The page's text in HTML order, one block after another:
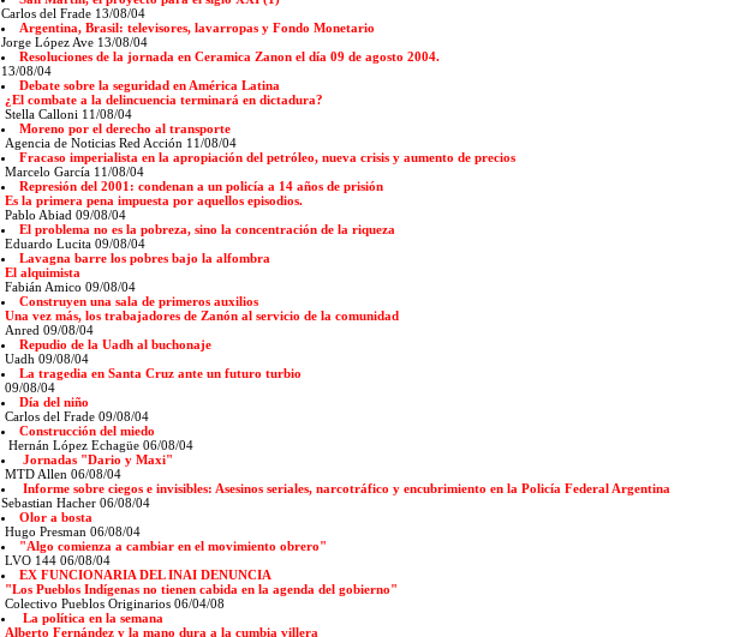
Carlos del Frade 13/08/04
Argentina, Brasil: televisores, lavarropas y Fondo Monetario
Jorge López Ave 13/08/04
Resoluciones de la jornada en Ceramica Zanon el día 09 de agosto 2004.
13/08/04
Debate sobre la seguridad en América Latina
¿El combate a la delincuencia terminará en dictadura?
Stella Calloni 11/08/04
Moreno por el derecho al transporte
Agencia de Noticias Red Acción 11/08/04
Fracaso imperialista en la apropiación del petróleo, nueva crisis y aumento de precios
Marcelo García 11/08/04
Represión del 2001: condenan a un policía a 14 años de prisión
Es la primera pena impuesta por aquellos episodios.
Pablo Abiad 09/08/04
El problema no es la pobreza, sino la concentración de la riqueza
Eduardo Lucita 09/08/04
Lavagna barre los pobres bajo la alfombra
El alquimista
Fabián Amico 09/08/04
Construyen una sala de primeros auxilios
Una vez más, los trabajadores de Zanón al servicio de la comunidad
Anred 09/08/04
Repudio de la Uadh al buchonaje
Uadh 09/08/04
La tragedia en Santa Cruz ante un futuro turbio
09/08/04
Día del niño
Carlos del Frade 09/08/04
Construcción del miedo
Hernán López Echagüe 06/08/04
Jornadas "Dario y Maxi"
MTD Allen 06/08/04
Informe sobre ciegos e invisibles: Asesinos seriales, narcotráfico y encubrimiento en la Policía Federal Argentina
Sebastian Hacher 06/08/04
Olor a bosta
Hugo Presman 06/08/04
"Algo comienza a cambiar en el movimiento obrero"
LVO 144 06/08/04
EX FUNCIONARIA DEL INAI DENUNCIA
"Los Pueblos Indígenas no tienen cabida en la agenda del gobierno"
Colectivo Pueblos Originarios 06/04/08
La política en la semana
Alberto Fernández y la mano dura a la cumbia villera